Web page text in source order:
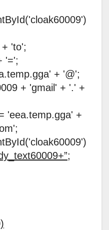
'to';
'=';
+ '@';
+ 'gmail' + '.' +
'eea.temp.gga' +